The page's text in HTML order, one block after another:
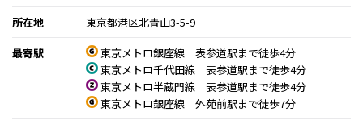
所在地
東京都港区北青山3-5-9
最寄駅
東京メトロ銀座線 表参道駅まで徒歩4分
東京メトロ千代田線 表参道駅まで徒歩4分
東京メトロ半蔵門線 表参道駅まで徒歩4分
東京メトロ銀座線 外苑前駅まで徒歩7分